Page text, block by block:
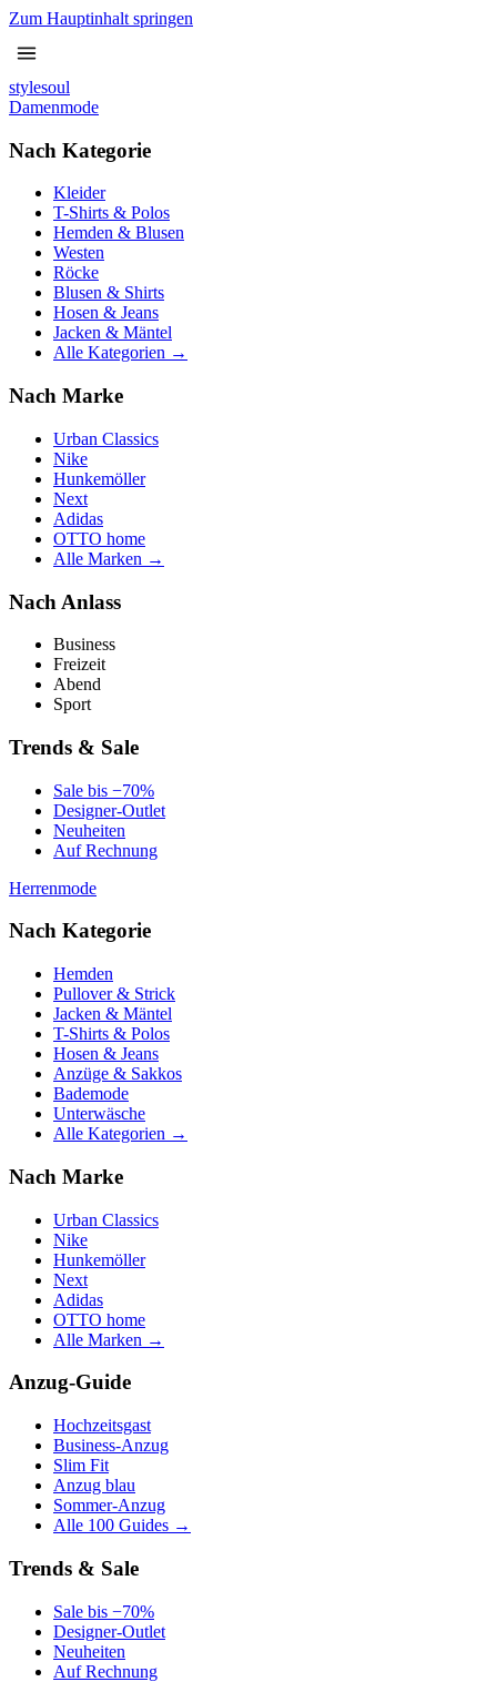
Zum Hauptinhalt springen
stylesoul
Damenmode
Nach Kategorie
Kleider
T-Shirts & Polos
Hemden & Blusen
Westen
Röcke
Blusen & Shirts
Hosen & Jeans
Jacken & Mäntel
Alle Kategorien →
Nach Marke
Urban Classics
Nike
Hunkemöller
Next
Adidas
OTTO home
Alle Marken →
Nach Anlass
Business
Freizeit
Abend
Sport
Trends & Sale
Sale bis −70%
Designer-Outlet
Neuheiten
Auf Rechnung
Herrenmode
Nach Kategorie
Hemden
Pullover & Strick
Jacken & Mäntel
T-Shirts & Polos
Hosen & Jeans
Anzüge & Sakkos
Bademode
Unterwäsche
Alle Kategorien →
Nach Marke
Urban Classics
Nike
Hunkemöller
Next
Adidas
OTTO home
Alle Marken →
Anzug-Guide
Hochzeitsgast
Business-Anzug
Slim Fit
Anzug blau
Sommer-Anzug
Alle 100 Guides →
Trends & Sale
Sale bis −70%
Designer-Outlet
Neuheiten
Auf Rechnung